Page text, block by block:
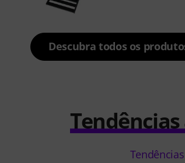
Descubra todos os
Tendências